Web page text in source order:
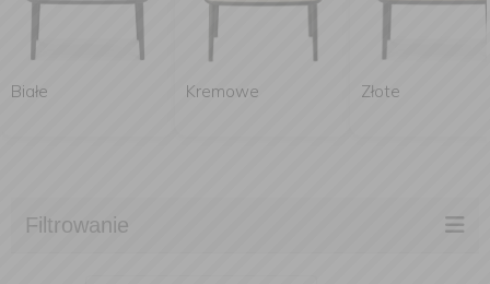
Białe Kremowe Złote
Filtrowanie